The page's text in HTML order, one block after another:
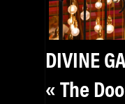
DIVINE
« The